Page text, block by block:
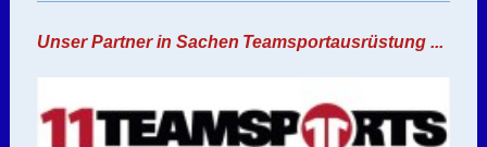
Unser Partner in Sachen Teamsportausrüstung ...